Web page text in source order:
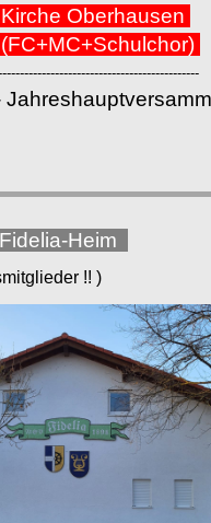
Kirche Oberhausen
(FC+MC+Schulchor)
Heim
!! )